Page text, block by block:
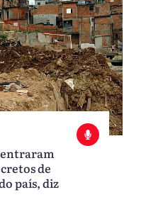
de
país, diz